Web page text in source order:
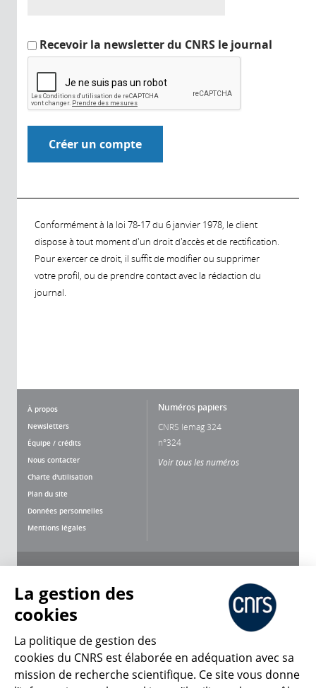
Recevoir la newsletter du CNRS le journal
Conformément à la loi 78-17 du 6 janvier 1978, le client
dispose à tout moment d'un droit d'accès et de rectification.
Pour exercer ce droit, il suffit de modifier ou supprimer
votre profil, ou de prendre contact avec la rédaction du
journal.
À propos
Newsletters
Équipe / crédits
Nous contacter
Charte d'utilisation
Plan du site
Données personnelles
Mentions légales
Numéros papiers
CNRS lemag 324
n°324
Voir tous les numéros
CNRS Le Mag
La gestion des
cookies
La politique de gestion des
cookies du CNRS est élaborée en adéquation avec sa
mission de recherche scientifique. Ce site vous donne